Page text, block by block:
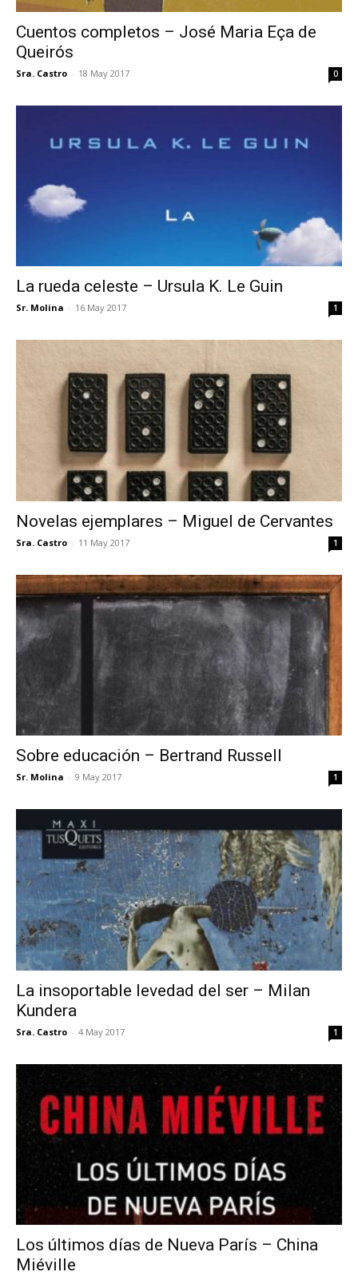
Cuentos completos – José Maria Eça de
Queirós
Sra. Castro - 18 May 2017 0
La rueda celeste – Ursula K. Le Guin
Sr. Molina - 16 May 2017 1
Novelas ejemplares – Miguel de Cervantes
Sra. Castro - 11 May 2017 1
Sobre educación – Bertrand Russell
Sr. Molina - 9 May 2017 1
La insoportable levedad del ser – Milan
Kundera
Sra. Castro - 4 May 2017 1
Los últimos días de Nueva París – China
Miéville